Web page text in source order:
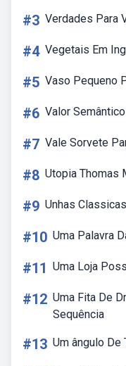
#3 Verdades Para
#4 Vegetais Em
#5 Vaso Pequeno
#6 Valor
#7 Vale Sorvete
#8 Utopia Thomas
#9 Unhas
#10 Uma Palavra
#11 Uma Loja
#12 Uma Fita De
Sequência
#13 Um ângulo